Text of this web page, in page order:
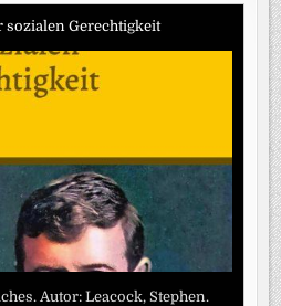
sozialen Gerechtigkeit
Autor: Leacock, Stephen.